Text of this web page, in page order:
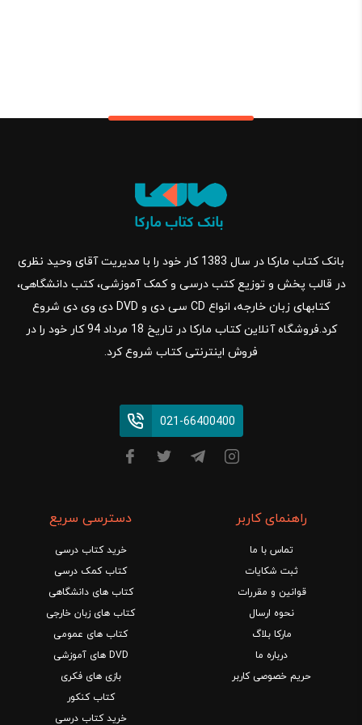
بانک کتاب مارکا در سال 1383 کار خود را با مدیریت آقای وحید نظری
در قالب پخش و توزیع کتب درسی و کمک آموزشی، کتب دانشگاهی،
کتابهای زبان خارجه، انواع CD سی دی و DVD دی وی دی شروع
کرد.فروشگاه آنلاین کتاب مارکا در تاریخ 18 مرداد 94 کار خود را در
فروش اینترنتی کتاب شروع کرد.
021-66400400
راهنمای کاربر
تماس با ما
ثبت شکایات
قوانین و مقررات
نحوه ارسال
مارکا بلاگ
درباره ما
حریم خصوصی کاربر
دسترسی سریع
خرید کتاب درسی
کتاب کمک درسی
کتاب های دانشگاهی
کتاب های زبان خارجی
کتاب های عمومی
DVD های آموزشی
بازی های فکری
کتاب کنکور
خرید کتاب درسی